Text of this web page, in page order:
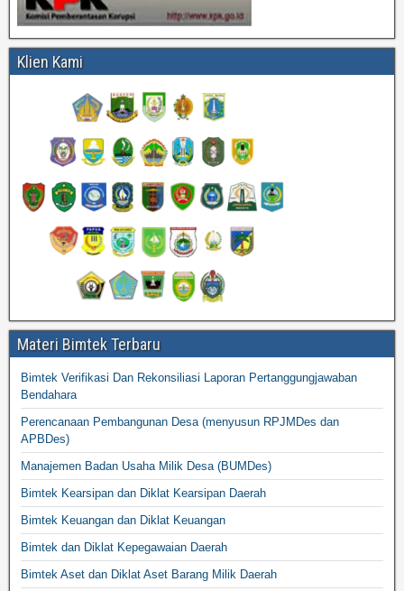
Klien Kami
Materi Bimtek Terbaru
Bimtek Verifikasi Dan Rekonsiliasi Laporan Pertanggungjawaban
Bendahara
Perencanaan Pembangunan Desa (menyusun RPJMDes dan
APBDes)
Manajemen Badan Usaha Milik Desa (BUMDes)
Bimtek Kearsipan dan Diklat Kearsipan Daerah
Bimtek Keuangan dan Diklat Keuangan
Bimtek dan Diklat Kepegawaian Daerah
Bimtek Aset dan Diklat Aset Barang Milik Daerah